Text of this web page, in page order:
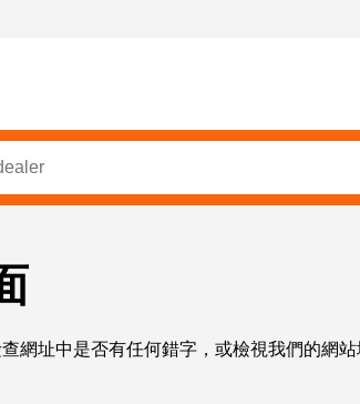
網址中是否有任何錯字，或檢視我們的網